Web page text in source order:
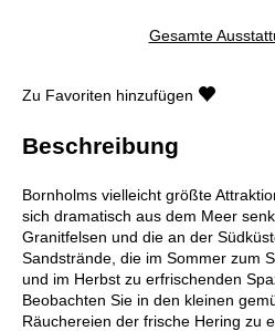
Gesamte
Zu Favoriten hinzufügen
Beschreibung
Bornholms vielleicht größte
sich dramatisch aus dem Meer
Granitfelsen und die an der
Sandstrände, die im Sommer zum
und im Herbst zu erfrischenden
Beobachten Sie in den kleinen
Räuchereien der frische Hering zu